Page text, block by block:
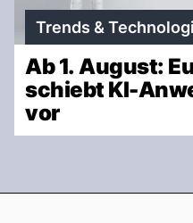
Trends &
Ab 1. August:
schiebt KI-
vor